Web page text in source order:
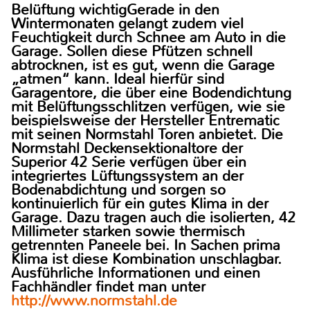
Belüftung wichtigGerade in den
Wintermonaten gelangt zudem viel
Feuchtigkeit durch Schnee am Auto in die
Garage. Sollen diese Pfützen schnell
abtrocknen, ist es gut, wenn die Garage
„atmen“ kann. Ideal hierfür sind
Garagentore, die über eine Bodendichtung
mit Belüftungsschlitzen verfügen, wie sie
beispielsweise der Hersteller Entrematic
mit seinen Normstahl Toren anbietet. Die
Normstahl Deckensektionaltore der
Superior 42 Serie verfügen über ein
integriertes Lüftungssystem an der
Bodenabdichtung und sorgen so
kontinuierlich für ein gutes Klima in der
Garage. Dazu tragen auch die isolierten, 42
Millimeter starken sowie thermisch
getrennten Paneele bei. In Sachen prima
Klima ist diese Kombination unschlagbar.
Ausführliche Informationen und einen
Fachhändler findet man unter
http://www.normstahl.de